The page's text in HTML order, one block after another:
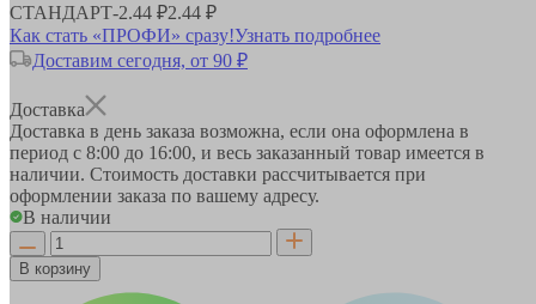
СТАНДАРТ-2.44 ₽2.44 ₽
Как стать «ПРОФИ» сразу!Узнать подробнее
Доставим сегодня, от 90 ₽
Доставка
Доставка в день заказа возможна, если она оформлена в
период с 8:00 до 16:00, и весь заказанный товар имеется в
наличии. Стоимость доставки рассчитывается при
оформлении заказа по вашему адресу.
В наличии
В корзину